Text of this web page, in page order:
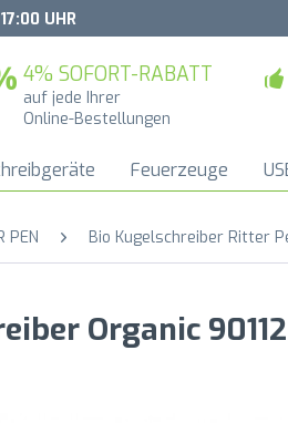
UHR
4% SOFORT-RABATT
auf jede Ihrer
Online-Bestellungen
Feuerzeuge
PEN Bio Kugelschreiber Ritter
Organic